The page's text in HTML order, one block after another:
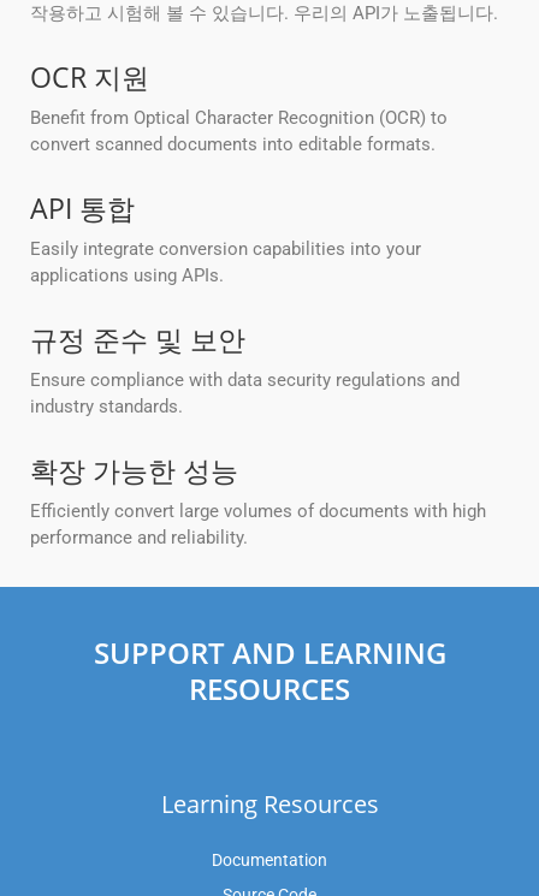
작용하고 시험해 볼 수 있습니다. 우리의 API가 노출됩니다.
OCR 지원
Benefit from Optical Character Recognition (OCR) to
convert scanned documents into editable formats.
API 통합
Easily integrate conversion capabilities into your
applications using APIs.
규정 준수 및 보안
Ensure compliance with data security regulations and
industry standards.
확장 가능한 성능
Efficiently convert large volumes of documents with high
performance and reliability.
SUPPORT AND LEARNING
RESOURCES
Learning Resources
Documentation